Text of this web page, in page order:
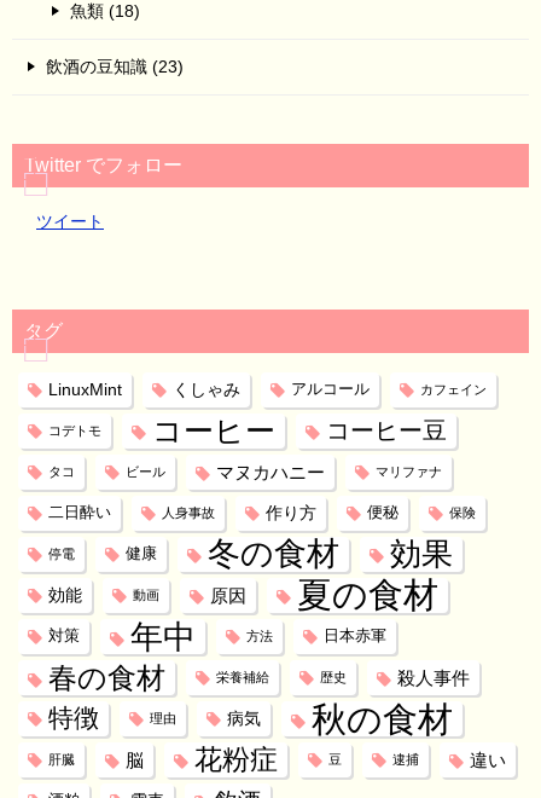
魚類 (18)
飲酒の豆知識 (23)
Twitter でフォロー
ツイート
タグ
LinuxMint くしゃみ アルコール カフェイン
コデトモ コーヒー コーヒー豆
タコ ビール マヌカハニー マリファナ
二日酔い 人身事故 作り方 便秘 保険
停電 健康 冬の食材 効果
効能 動画 原因 夏の食材
対策 年中 方法 日本赤軍
春の食材 栄養補給 歴史 殺人事件
特徴 理由 病気 秋の食材
肝臓 脳 花粉症 豆 逮捕 違い